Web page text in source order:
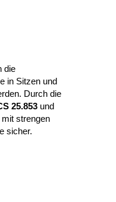
die
in Sitzen und
Durch die
25.853 und
strengen
sicher.